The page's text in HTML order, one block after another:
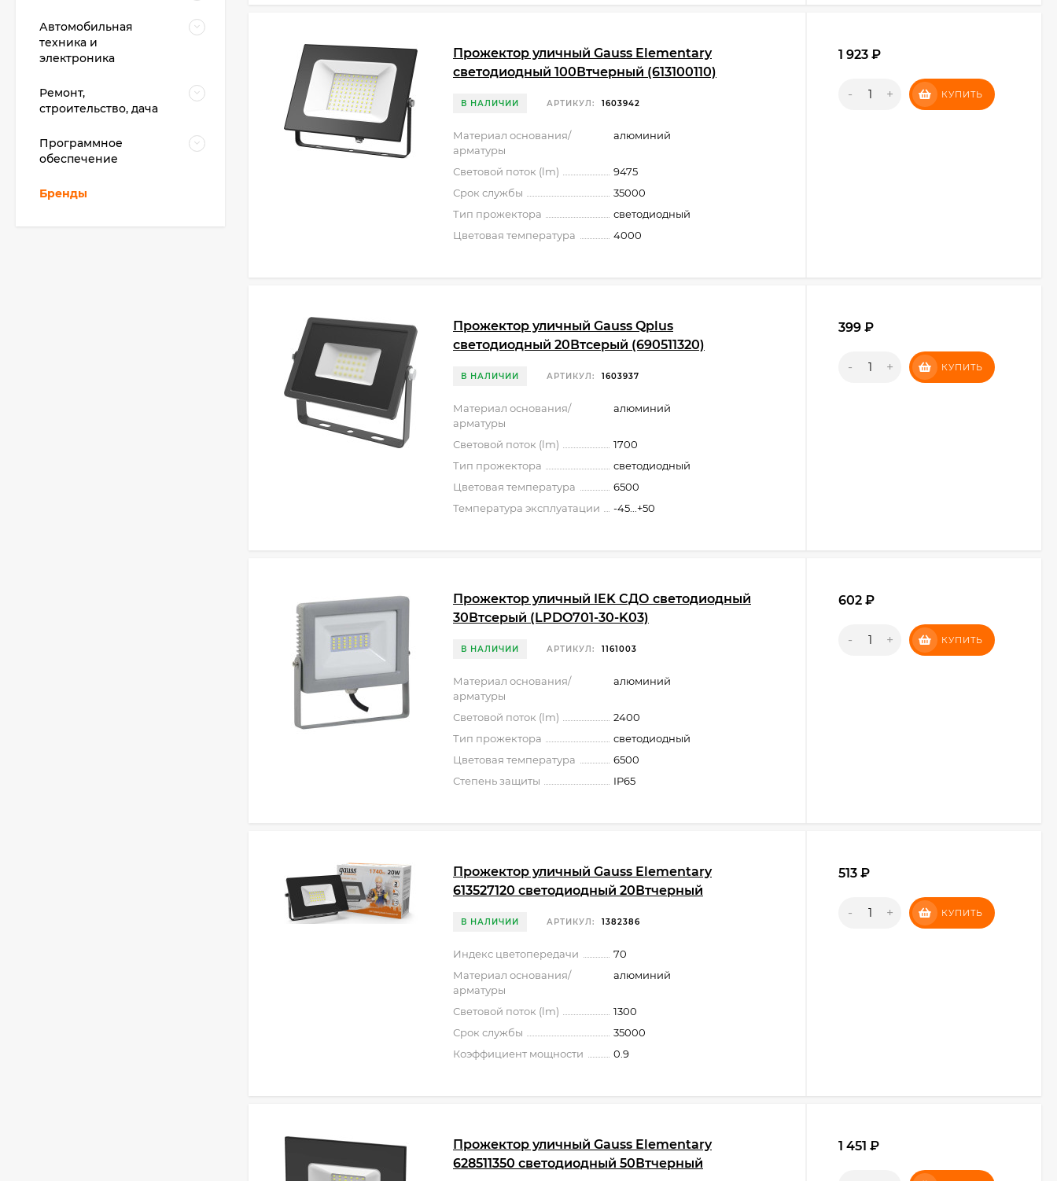
Прожектор уличный Gauss Elementary
светодиодный 100Втчерный (613100110)
В НАЛИЧИИ АРТИКУЛ: 1603942
Материал основания/
арматуры
алюминий
Световой поток (lm)
9475
Срок службы
35000
Тип прожектора
светодиодный
Цветовая температура
4000
1 923 ₽
- + КУПИТЬ
Прожектор уличный Gauss Qplus
светодиодный 20Втсерый (690511320)
В НАЛИЧИИ АРТИКУЛ: 1603937
Материал основания/
арматуры
алюминий
Световой поток (lm)
1700
Тип прожектора
светодиодный
Цветовая температура
6500
Температура эксплуатации
-45...+50
399 ₽
- + КУПИТЬ
Прожектор уличный IEK СДО светодиодный
30Втсерый (LPDO701-30-K03)
В НАЛИЧИИ АРТИКУЛ: 1161003
Материал основания/
арматуры
алюминий
Световой поток (lm)
2400
Тип прожектора
светодиодный
Цветовая температура
6500
Степень защиты
IP65
602 ₽
- + КУПИТЬ
Прожектор уличный Gauss Elementary
613527120 светодиодный 20Втчерный
В НАЛИЧИИ АРТИКУЛ: 1382386
Индекс цветопередачи
70
Материал основания/
арматуры
алюминий
Световой поток (lm)
1300
Срок службы
35000
Коэффициент мощности
0.9
513 ₽
- + КУПИТЬ
Прожектор уличный Gauss Elementary
628511350 светодиодный 50Втчерный
1 451 ₽
Автомобильная
техника и
электроника
Ремонт,
строительство, дача
Программное
обеспечение
Бренды